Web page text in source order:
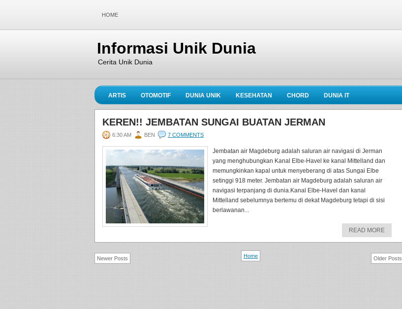
HOME
Informasi Unik Dunia
Cerita Unik Dunia
ARTIS OTOMOTIF DUNIA UNIK KESEHATAN CHORD DUNIA IT
KEREN!! JEMBATAN SUNGAI BUATAN JERMAN
6:30 AM BEN 7 COMMENTS
Jembatan air Magdeburg adalah saluran air navigasi di Jerman
yang menghubungkan Kanal Elbe-Havel ke kanal Mittelland dan
memungkinkan kapal untuk menyeberang di atas Sungai Elbe
setinggi 918 meter. Jembatan air Magdeburg adalah saluran air
navigasi terpanjang di dunia.Kanal Elbe-Havel dan kanal
Mittelland sebelumnya bertemu di dekat Magdeburg tetapi di sisi
berlawanan...
READ MORE
Newer Posts Older Posts
Home